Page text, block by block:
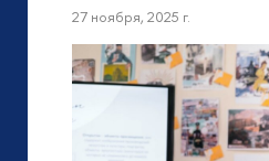
27 ноября, 2025 г.